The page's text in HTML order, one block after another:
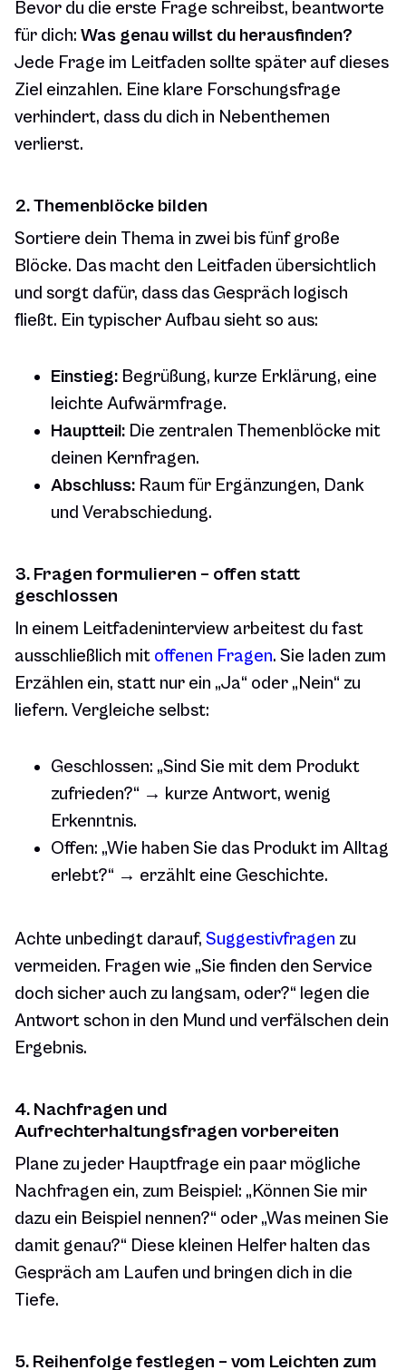
Bevor du die erste Frage schreibst, beantworte
für dich: Was genau willst du herausfinden?
Jede Frage im Leitfaden sollte später auf dieses
Ziel einzahlen. Eine klare Forschungsfrage
verhindert, dass du dich in Nebenthemen
verlierst.
2. Themenblöcke bilden
Sortiere dein Thema in zwei bis fünf große
Blöcke. Das macht den Leitfaden übersichtlich
und sorgt dafür, dass das Gespräch logisch
fließt. Ein typischer Aufbau sieht so aus:
Einstieg: Begrüßung, kurze Erklärung, eine
leichte Aufwärmfrage.
Hauptteil: Die zentralen Themenblöcke mit
deinen Kernfragen.
Abschluss: Raum für Ergänzungen, Dank
und Verabschiedung.
3. Fragen formulieren – offen statt
geschlossen
In einem Leitfadeninterview arbeitest du fast
ausschließlich mit offenen Fragen. Sie laden zum
Erzählen ein, statt nur ein „Ja“ oder „Nein“ zu
liefern. Vergleiche selbst:
Geschlossen: „Sind Sie mit dem Produkt
zufrieden?“ → kurze Antwort, wenig
Erkenntnis.
Offen: „Wie haben Sie das Produkt im Alltag
erlebt?“ → erzählt eine Geschichte.
Achte unbedingt darauf, Suggestivfragen zu
vermeiden. Fragen wie „Sie finden den Service
doch sicher auch zu langsam, oder?“ legen die
Antwort schon in den Mund und verfälschen dein
Ergebnis.
4. Nachfragen und
Aufrechterhaltungsfragen vorbereiten
Plane zu jeder Hauptfrage ein paar mögliche
Nachfragen ein, zum Beispiel: „Können Sie mir
dazu ein Beispiel nennen?“ oder „Was meinen Sie
damit genau?“ Diese kleinen Helfer halten das
Gespräch am Laufen und bringen dich in die
Tiefe.
5. Reihenfolge festlegen – vom Leichten zum